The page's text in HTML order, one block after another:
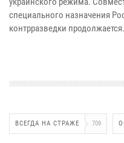
специального назначения
контрразведки продолжается.
ВСЕГДА НА СТРАЖЕ 709